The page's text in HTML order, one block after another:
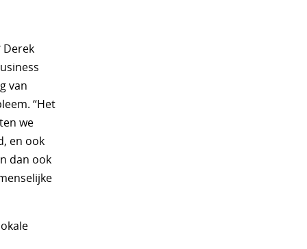
Derek
van
“Het
we
en ook
dan ook